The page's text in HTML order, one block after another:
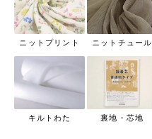
ニットプリント ニットチュール
キルトわた 裏地・芯地